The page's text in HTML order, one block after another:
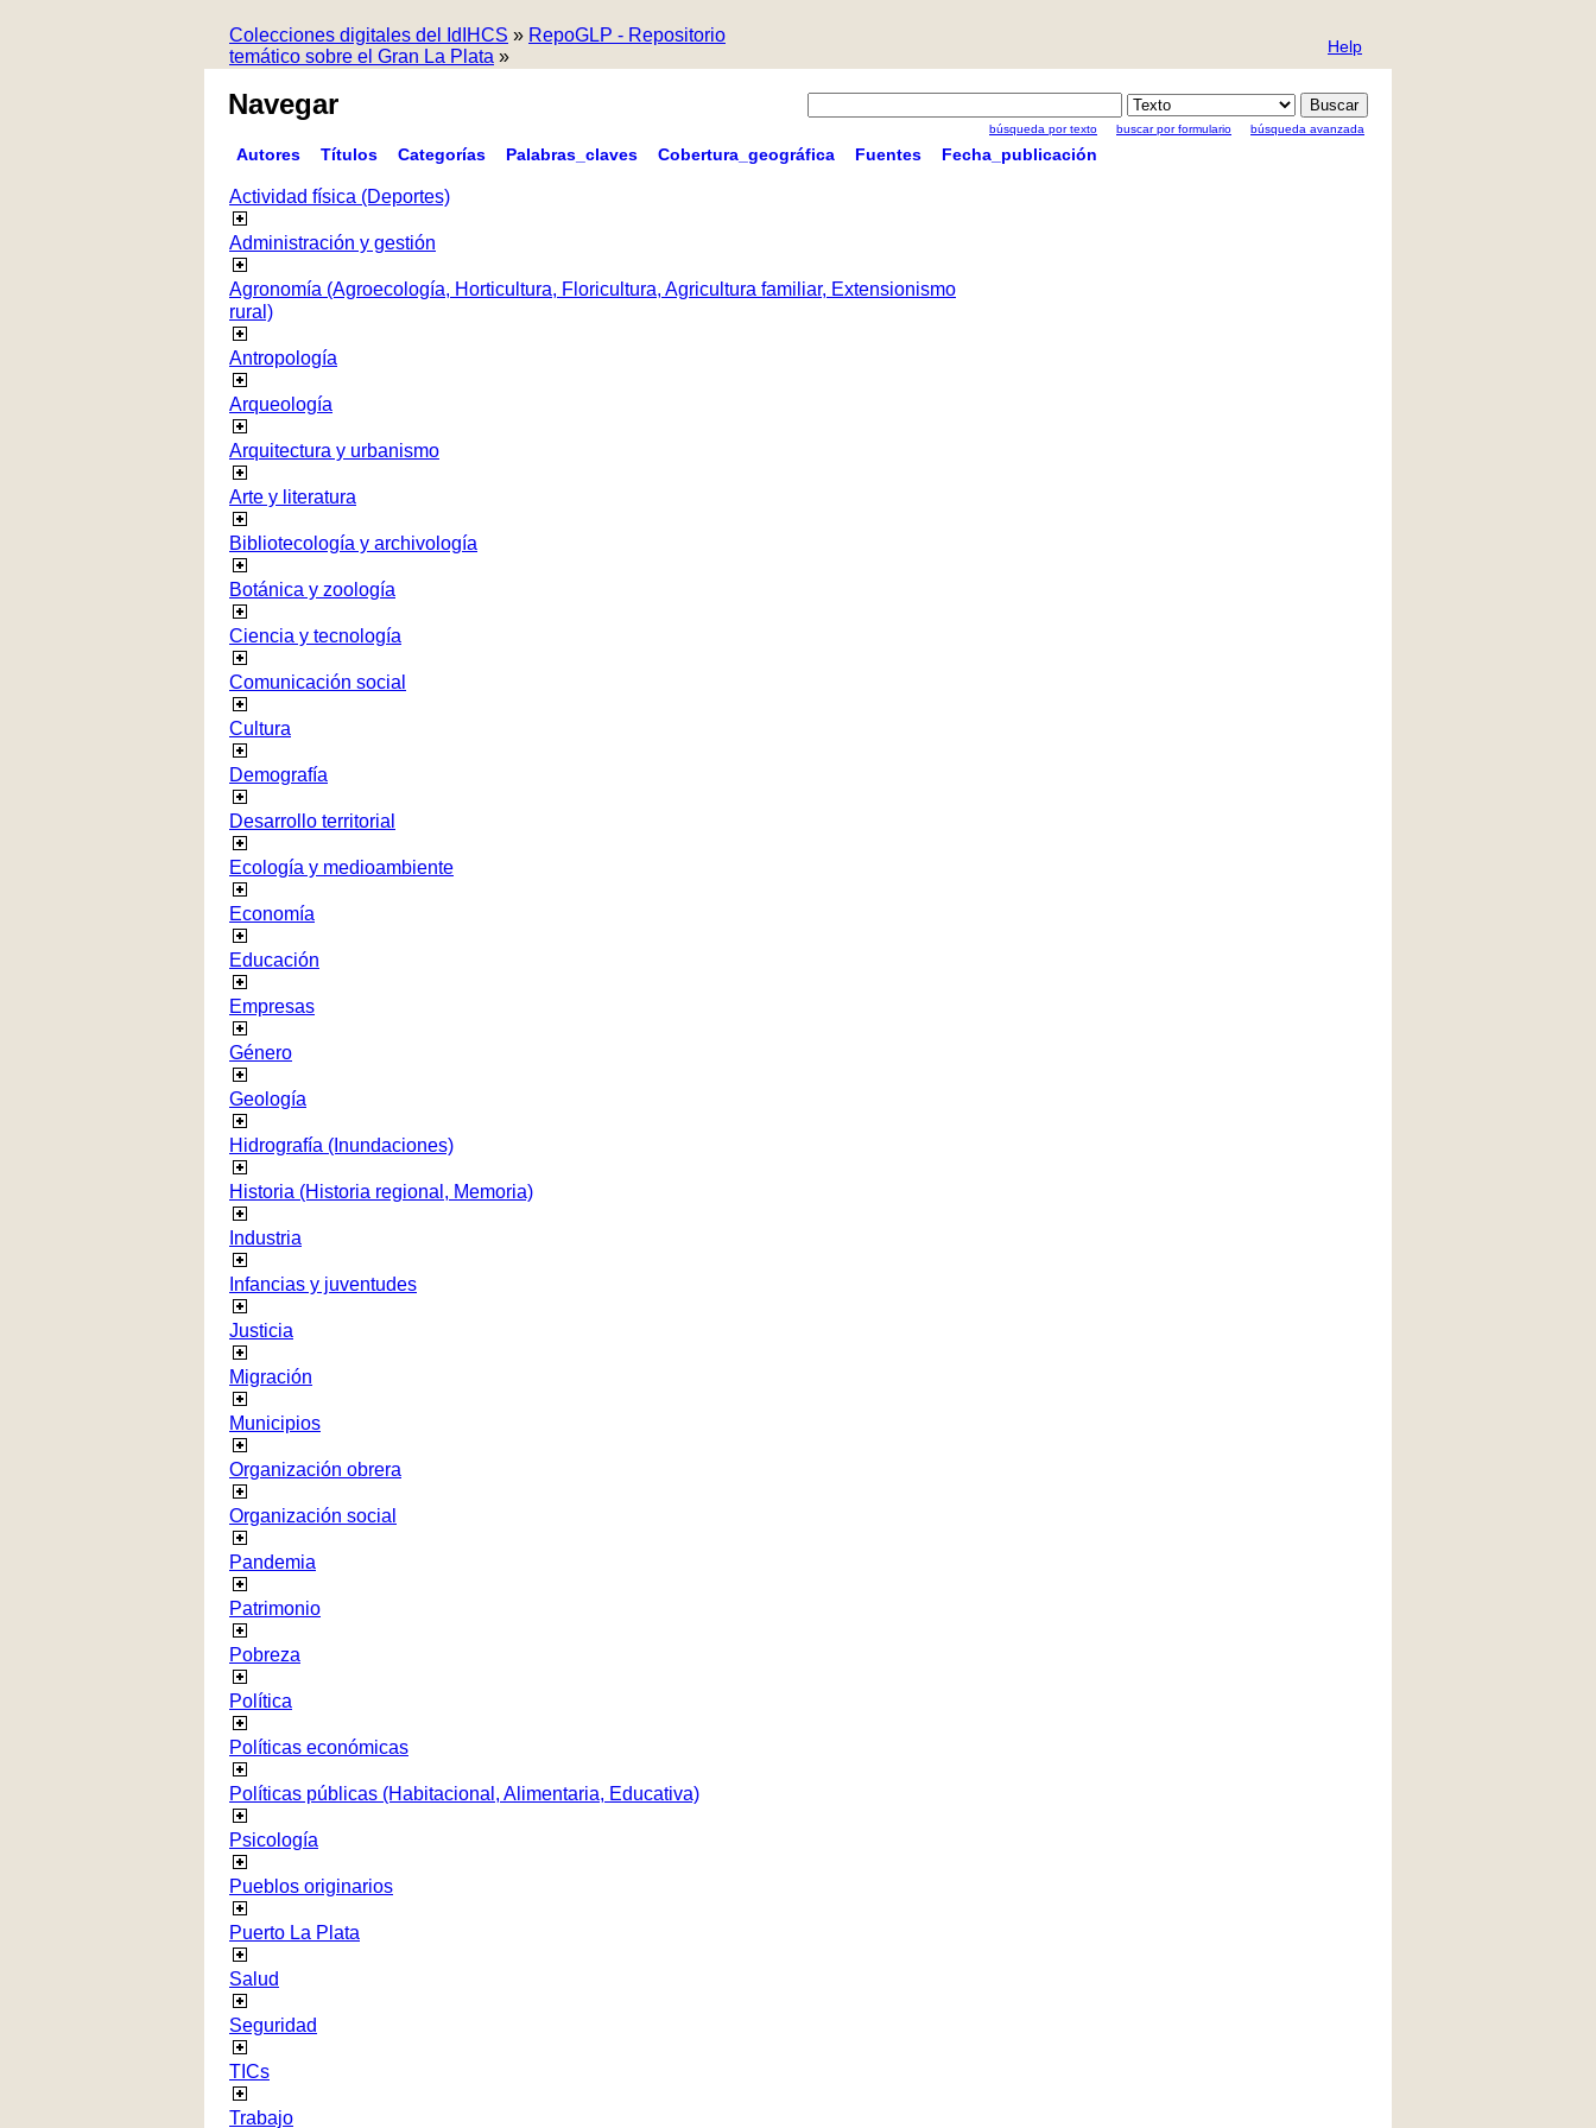
Colecciones digitales del IdIHCS » RepoGLP - Repositorio
temático sobre el Gran La Plata » Help
Navegar
búsqueda por texto buscar por formulario búsqueda avanzada
Autores Títulos Categorías Palabras_claves Cobertura_geográfica Fuentes Fecha_publicación
Actividad física (Deportes)
Administración y gestión
Agronomía (Agroecología, Horticultura, Floricultura, Agricultura familiar, Extensionismo
rural)
Antropología
Arqueología
Arquitectura y urbanismo
Arte y literatura
Bibliotecología y archivología
Botánica y zoología
Ciencia y tecnología
Comunicación social
Cultura
Demografía
Desarrollo territorial
Ecología y medioambiente
Economía
Educación
Empresas
Género
Geología
Hidrografía (Inundaciones)
Historia (Historia regional, Memoria)
Industria
Infancias y juventudes
Justicia
Migración
Municipios
Organización obrera
Organización social
Pandemia
Patrimonio
Pobreza
Política
Políticas económicas
Políticas públicas (Habitacional, Alimentaria, Educativa)
Psicología
Pueblos originarios
Puerto La Plata
Salud
Seguridad
TICs
Trabajo